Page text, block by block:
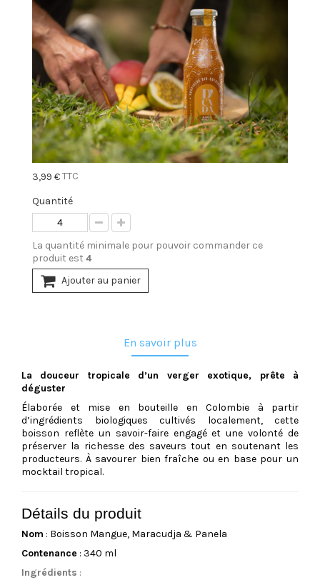
3,99 €TTC
Quantité
La quantité minimale pour pouvoir commander ce
produit est 4
Ajouter au panier
En savoir plus
La douceur tropicale d’un verger exotique, prête à
déguster
Élaborée et mise en bouteille en Colombie à partir
d’ingrédients biologiques cultivés localement, cette
boisson reflète un savoir-faire engagé et une volonté de
préserver la richesse des saveurs tout en soutenant les
producteurs. À savourer bien fraîche ou en base pour un
mocktail tropical.
Détails du produit
Nom : Boisson Mangue, Maracudja & Panela
Contenance : 340 ml
Ingrédients :